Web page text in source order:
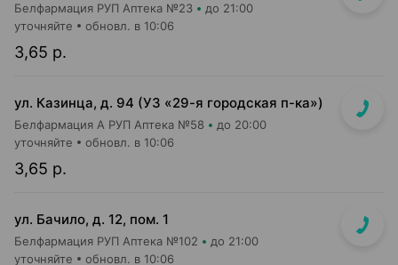
Белфармация РУП Аптека №23 до 21:00
3,65 р.
уточняйте обновл. в 10:06
ул. Казинца, д. 94 (УЗ «29-я городская п-ка»)
Белфармация А РУП Аптека №58 до 20:00
3,65 р.
уточняйте обновл. в 10:06
ул. Бачило, д. 12, пом. 1
Белфармация РУП Аптека №102 до 21:00
уточняйте обновл. в 10:06